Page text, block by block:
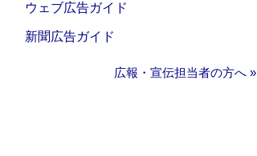
ウェブ広告ガイド
新聞広告ガイド
広報・宣伝担当者の方へ »